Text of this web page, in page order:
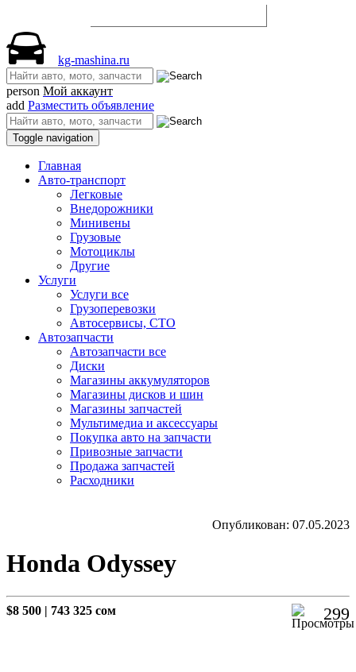
kg-mashina.ru
person Мой аккаунт
add Разместить объявление
Toggle navigation
Главная
Авто-транспорт
Легковые
Внедорожники
Минивены
Грузовые
Мотоциклы
Другие
Услуги
Услуги все
Грузоперевозки
Автосервисы, СТО
Автозапчасти
Автозапчасти все
Диски
Магазины аккумуляторов
Магазины дисков и шин
Магазины запчастей
Мультимедиа и аксессуары
Покупка авто на запчасти
Привозные запчасти
Продажа запчастей
Расходники
Опубликован: 07.05.2023
Honda Odyssey
$8 500 | 743 325 сом 299